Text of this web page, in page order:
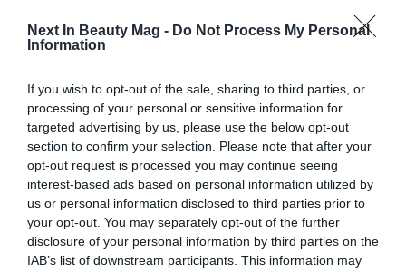
Next In Beauty Mag - Do Not Process My Personal
Information
If you wish to opt-out of the sale, sharing to third parties, or
processing of your personal or sensitive information for
targeted advertising by us, please use the below opt-out
section to confirm your selection. Please note that after your
opt-out request is processed you may continue seeing
interest-based ads based on personal information utilized by
us or personal information disclosed to third parties prior to
your opt-out. You may separately opt-out of the further
disclosure of your personal information by third parties on the
IAB’s list of downstream participants. This information may